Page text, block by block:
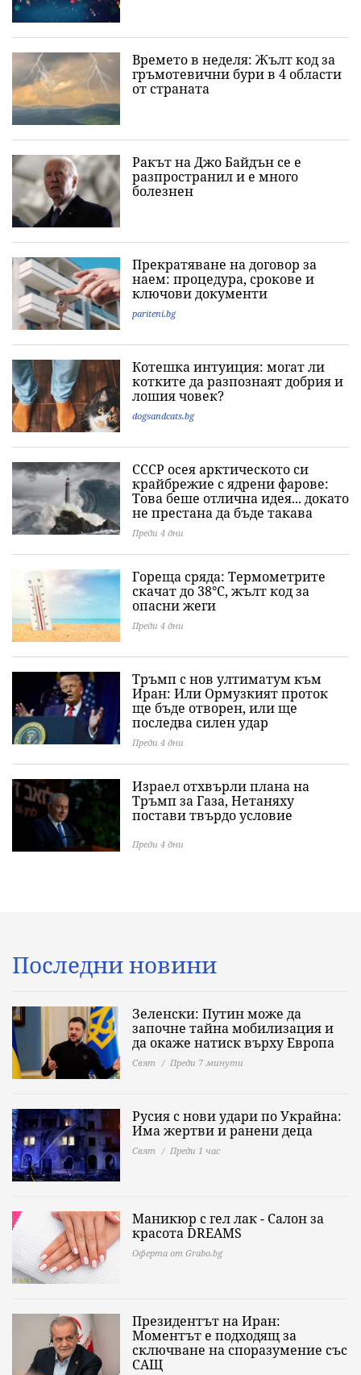
Времето в неделя: Жълт код за
гръмотевични бури в 4 области
от страната
Ракът на Джо Байдън се е
разпространил и е много
болезнен
Прекратяване на договор за
наем: процедура, срокове и
ключови документи
pariteni.bg
Котешка интуиция: могат ли
котките да разпознаят добрия и
лошия човек?
dogsandcats.bg
СССР осея арктическото си
крайбрежие с ядрени фарове:
Това беше отлична идея... докато
не престана да бъде такава
Преди 4 дни
Гореща сряда: Термометрите
скачат до 38°C, жълт код за
опасни жеги
Преди 4 дни
Тръмп с нов ултиматум към
Иран: Или Ормузкият проток
ще бъде отворен, или ще
последва силен удар
Преди 4 дни
Израел отхвърли плана на
Тръмп за Газа, Нетаняху
постави твърдо условие
Преди 4 дни
Последни новини
Зеленски: Путин може да
започне тайна мобилизация и
да окаже натиск върху Европа
Свят Преди 7 минути
Русия с нови удари по Украйна:
Има жертви и ранени деца
Свят Преди 1 час
Маникюр с гел лак - Салон за
красота DREAMS
Оферта от Grabo.bg
Президентът на Иран:
Моментът е подходящ за
сключване на споразумение със
САЩ